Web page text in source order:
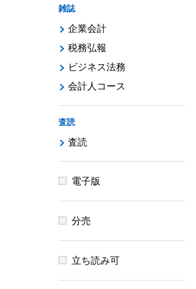
雑誌
企業会計
税務弘報
ビジネス法務
会計人コース
査読
査読
電子版
分売
立ち読み可